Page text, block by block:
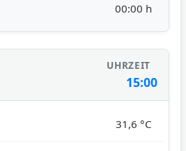
00:00 h
15:00
31,6 °C